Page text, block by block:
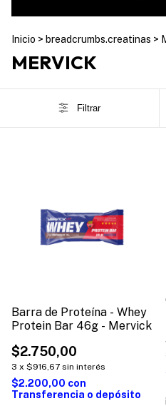
Inicio > breadcrumbs.creatinas >
MERVICK
Filtrar
Barra de Proteína - Whey
Protein Bar 46g - Mervick
$2.750,00
3 x $916,67 sin interés
$2.200,00 con
Transferencia o depósito